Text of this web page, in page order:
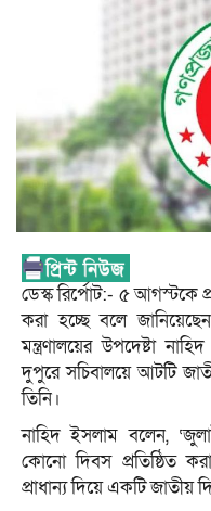
ডেস্ক রির্পোট:- ৫ আগস্টকে
করা হচ্ছে বলে
মন্ত্রণালয়ের উপদেষ্টা
দুপুরে সচিবালয়ে আটটি
তিনি।
নাহিদ ইসলাম বলেন,
কোনো দিবস প্রতিষ্ঠিত
প্রাধান্য দিয়ে একটি জাতীয়